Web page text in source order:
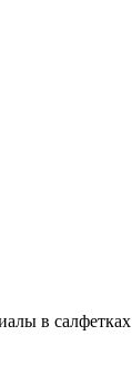
в салфетках